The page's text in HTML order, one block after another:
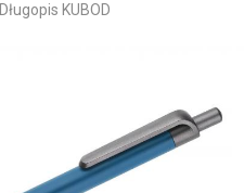
Długopis KUBOD